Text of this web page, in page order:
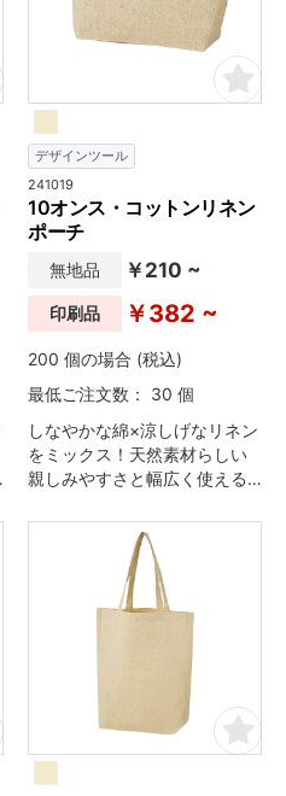
デザインツール
241019
10オンス・コットンリネン
ポーチ
無地品 ￥210 ~
印刷品 ￥382 ~
200 個の場合 (税込)
最低ご注文数： 30 個
しなやかな綿×涼しげなリネン
をミックス！天然素材らしい
親しみやすさと幅広く使える
用頻度の高いポーチはオール
シーズン、ノベルティとして
使いやすいアイテムです。携
帯することが多い分、プロモ
ーション効果も高く、社会人
で、美容イベントやセミナー
でのノベルティにおすすめ。